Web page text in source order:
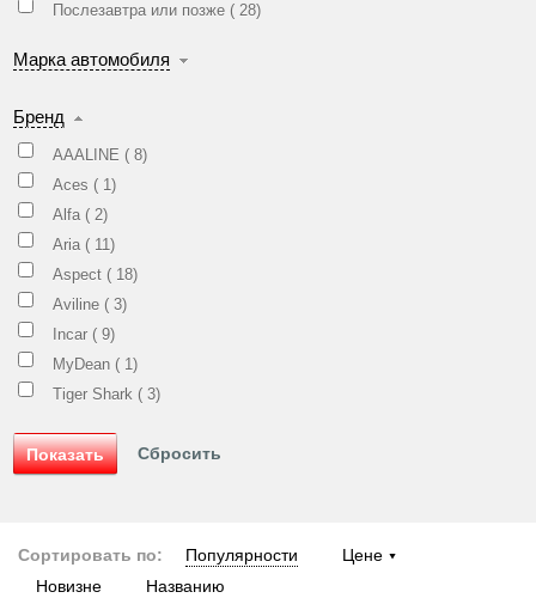
Послезавтра или позже ( 28)
Марка автомобиля
Бренд
AAALINE ( 8)
Aces ( 1)
Alfa ( 2)
Aria ( 11)
Aspect ( 18)
Aviline ( 3)
Incar ( 9)
MyDean ( 1)
Tiger Shark ( 3)
Сортировать по: Популярности
Цене
Новизне
Названию